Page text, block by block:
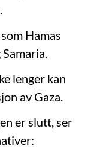
Hamas
lenger kan
av Gaza.
er slutt, ser